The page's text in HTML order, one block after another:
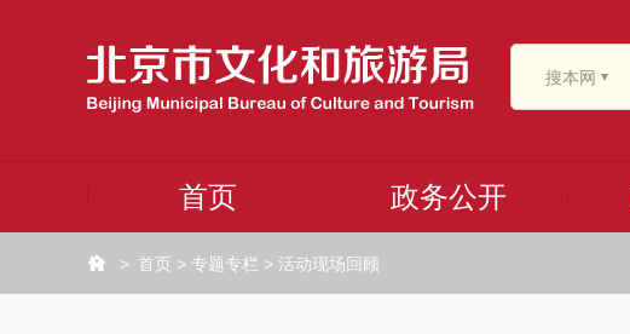
搜本网
首页 政务公开
> 首页 > 专题专栏 > 活动现场回顾